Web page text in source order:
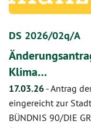
DS 2026/02q/A
Klima…
17.03.26 -Antrag
eingereicht zur
BÜNDNIS 90/DIE